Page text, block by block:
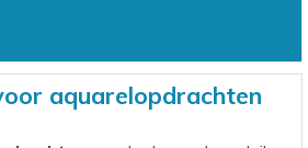
aquarelopdrachten